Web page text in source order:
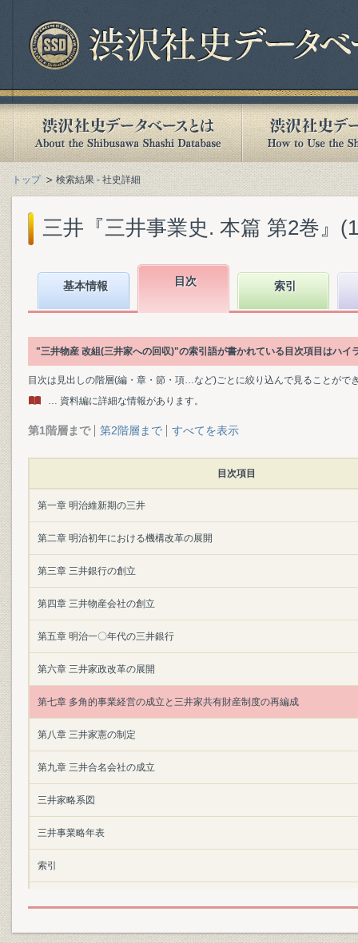
トップ 検索結果 - 社史詳細
三井『三井事業史. 本篇 第2巻』
基本情報 目次 索引
"三井物産 改組(三井家への回収)"の索引語が書かれている目次項目はハイ
目次は見出しの階層(編・章・節・項…など)ごとに絞り込んで見ることがで
… 資料編に詳細な情報があります。
第1階層まで 第2階層まで すべてを表示
目次項目
第一章 明治維新期の三井
第二章 明治初年における機構改革の展開
第三章 三井銀行の創立
第四章 三井物産会社の創立
第五章 明治一〇年代の三井銀行
第六章 三井家政改革の展開
第七章 多角的事業経営の成立と三井家共有財産制度の再編成
第八章 三井家憲の制定
第九章 三井合名会社の成立
三井家略系図
三井事業略年表
索引
詳細表目次